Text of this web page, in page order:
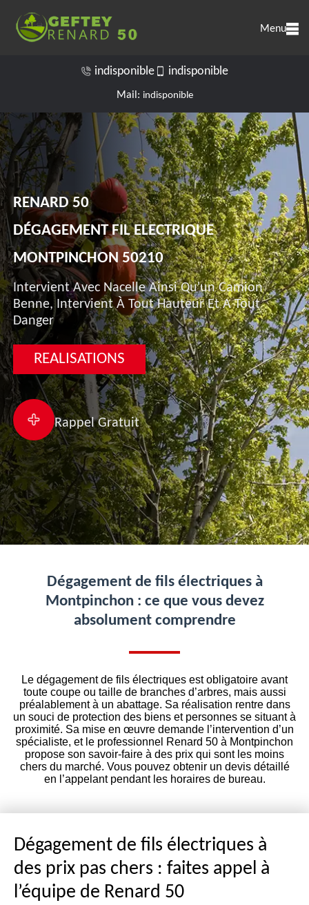
Menu
indisponible indisponible
Mail: indisponible
RENARD 50
DÉGAGEMENT FIL ELECTRIQUE
MONTPINCHON 50210
Intervient Avec Nacelle Ainsi Qu'un Camion
Benne, Intervient À Tout Hauteur Et A Tout
Danger
REALISATIONS
Rappel Gratuit
Dégagement de fils électriques à
Montpinchon : ce que vous devez
absolument comprendre
Le dégagement de fils électriques est obligatoire avant
toute coupe ou taille de branches d’arbres, mais aussi
préalablement à un abattage. Sa réalisation rentre dans
un souci de protection des biens et personnes se situant à
proximité. Sa mise en œuvre demande l’intervention d’un
spécialiste, et le professionnel Renard 50 à Montpinchon
propose son savoir-faire à des prix qui sont les moins
chers du marché. Vous pouvez obtenir un devis détaillé
en l’appelant pendant les horaires de bureau.
Dégagement de fils électriques à
des prix pas chers : faites appel à
l’équipe de Renard 50